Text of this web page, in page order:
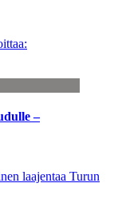
–
laajentaa Turun